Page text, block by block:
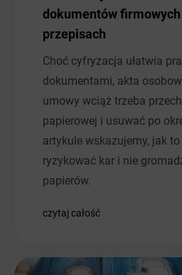
dokumentów
przepisach
Choć cyfryzacja ułatwia
dokumentami, akta
umowy wciąż trzeba
papierowej i usuwać po
artykule wskazujemy, jak
ryzykować kar i nie
papierów.
czytaj całość